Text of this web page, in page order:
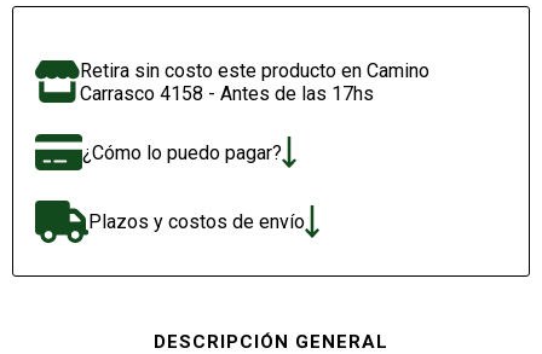
Retira sin costo este producto en Camino
Carrasco 4158 - Antes de las 17hs
¿Cómo lo puedo pagar?
Plazos y costos de envío
DESCRIPCIÓN GENERAL